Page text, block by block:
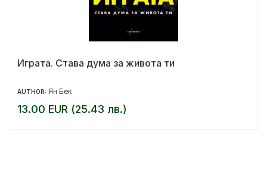
Играта. Става дума за живота ти
AUTHOR: Ян Бек
13.00 EUR (25.43 лв.)